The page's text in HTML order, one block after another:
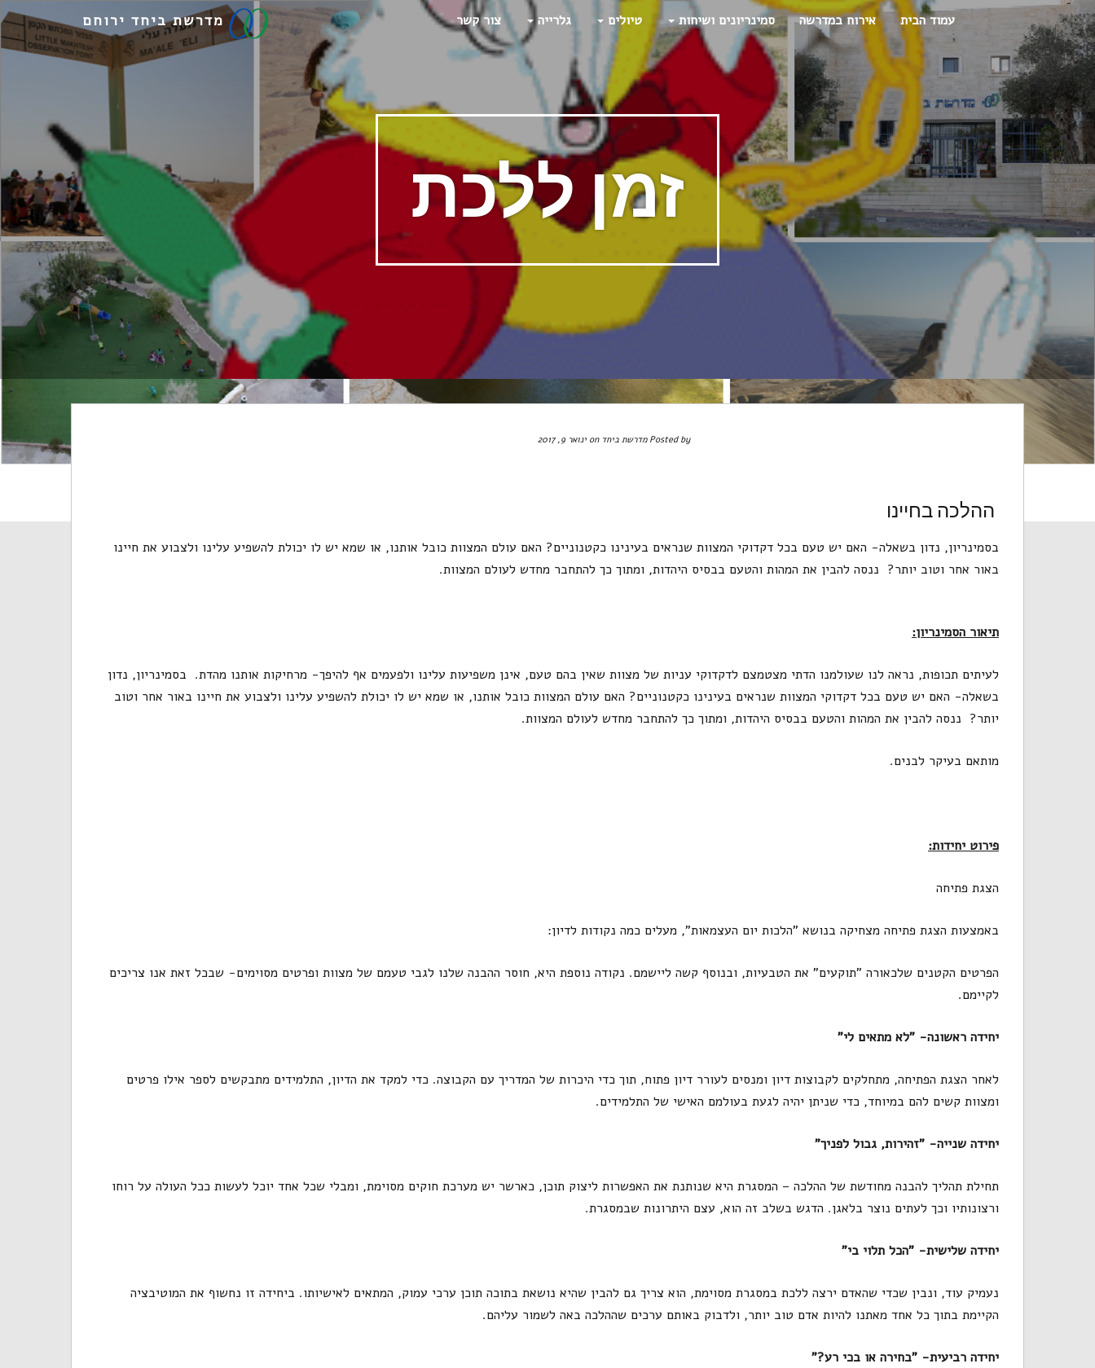
מדרשת ביחד ירוחם עמוד הבית אירוח במדרשה סמינריונים ושיחות טיולים גלרייה צור קשר
זמן ללכת
Posted by מדרשת ביחד on ינואר 9, 2017
ההלכה בחיינו
בסמינריון, נדון בשאלה- האם יש טעם בכל דקדוקי המצוות שנראים בעינינו כקטנוניים? האם עולם המצוות כובל אותנו, או שמא יש לו יכולת להשפיע עלינו ולצבוע את חיינו
באור אחר וטוב יותר? ננסה להבין את המהות והטעם בבסיס היהדות, ומתוך כך להתחבר מחדש לעולם המצוות.
תיאור הסמינריון:
לעיתים תכופות, נראה לנו שעולמנו הדתי מצטמצם לדקדוקי עניות של מצוות שאין בהם טעם, אינן משפיעות עלינו ולפעמים אף להיפך- מרחיקות אותנו מהדת. בסמינריון, נדון
בשאלה- האם יש טעם בכל דקדוקי המצוות שנראים בעינינו כקטנוניים? האם עולם המצוות כובל אותנו, או שמא יש לו יכולת להשפיע עלינו ולצבוע את חיינו באור אחר וטוב
יותר? ננסה להבין את המהות והטעם בבסיס היהדות, ומתוך כך להתחבר מחדש לעולם המצוות.
מותאם בעיקר לבנים.
פירוט יחידות:
הצגת פתיחה
באמצעות הצגת פתיחה מצחיקה בנושא "הלכות יום העצמאות", מעלים כמה נקודות לדיון:
הפרטים הקטנים שלכאורה "תוקעים" את הטבעיות, ובנוסף קשה ליישמם. נקודה נוספת היא, חוסר ההבנה שלנו לגבי טעמם של מצוות ופרטים מסוימים- שבכל זאת אנו צריכים
לקיימם.
יחידה ראשונה- "לא מתאים לי"
לאחר הצגת הפתיחה, מתחלקים לקבוצות דיון ומנסים לעורר דיון פתוח, תוך כדי היכרות של המדריך עם הקבוצה. כדי למקד את הדיון, התלמידים מתבקשים לספר אילו פרטים
ומצוות קשים להם במיוחד, כדי שניתן יהיה לגעת בעולמם האישי של התלמידים.
יחידה שנייה- "זהירות, גבול לפניך"
תחילת תהליך להבנה מחודשת של ההלכה – המסגרת היא שנותנת את האפשרות ליצוק תוכן, כארשר יש מערכת חוקים מסוימת, ומבלי שכל אחד יוכל לעשות ככל העולה על רוחו
ורצונותיו וכך לעתים נוצר בלאגן. הדגש בשלב זה הוא, עצם היתרונות שבמסגרת.
יחידה שלישית- "הכל תלוי בי"
נעמיק עוד, ונבין שכדי שהאדם ירצה ללכת במסגרת מסוימת, הוא צריך גם להבין שהיא נושאת בתוכה תוכן ערכי עמוק, המתאים לאישיותו. ביחידה זו נחשוף את המוטיבציה
הקיימת בתוך כל אחד מאתנו להיות אדם טוב יותר, ולדבוק באותם ערכים שההלכה באה לשמור עליהם.
יחידה רביעית- "בחירה או בכי רע?"